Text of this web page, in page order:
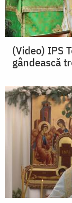
(Video) IPS
gândească